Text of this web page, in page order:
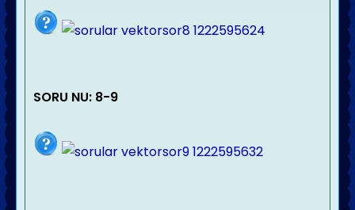
SORU NU: 8-9